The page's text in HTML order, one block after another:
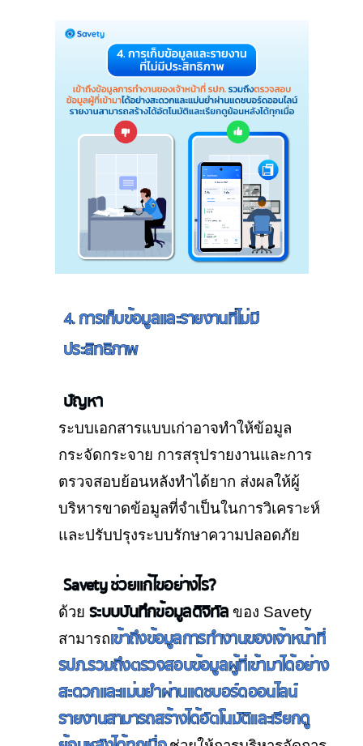
4. การเก็บข้อมูลและรายงานที่ไม่มี
ประสิทธิภาพ
ปัญหา
ระบบเอกสารแบบเก่าอาจทำให้ข้อมูล
กระจัดกระจาย การสรุปรายงานและการ
ตรวจสอบย้อนหลังทำได้ยาก ส่งผลให้ผู้
บริหารขาดข้อมูลที่จำเป็นในการวิเคราะห์
และปรับปรุงระบบรักษาความปลอดภัย
Savety ช่วยแก้ไขอย่างไร?
ด้วย ระบบบันทึกข้อมูลดิจิทัลของ Savety
สามารถเข้าถึงข้อมูลการทำงานของเจ้าหน้าที่
รปภ.รวมถึงตรวจสอบข้อมูลผู้ที่เข้ามาได้อย่าง
สะดวกและแม่นยำผ่านแดชบอร์ดออนไลน์
รายงานสามารถสร้างได้อัตโนมัติและเรียกดู